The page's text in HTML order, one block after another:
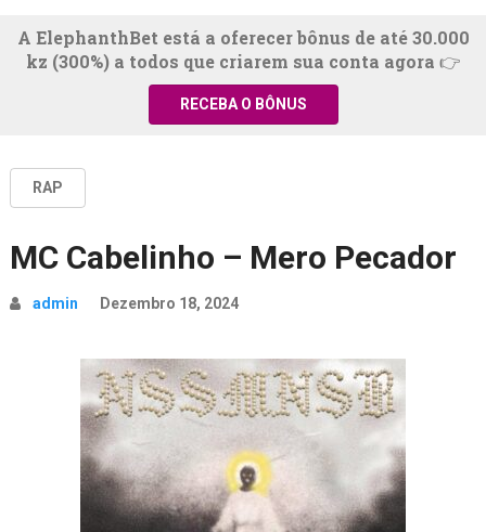
A ElephanthBet está a oferecer bônus de até 30.000
kz (300%) a todos que criarem sua conta agora 👉
RECEBA O BÔNUS
RAP
MC Cabelinho – Mero Pecador
admin Dezembro 18, 2024